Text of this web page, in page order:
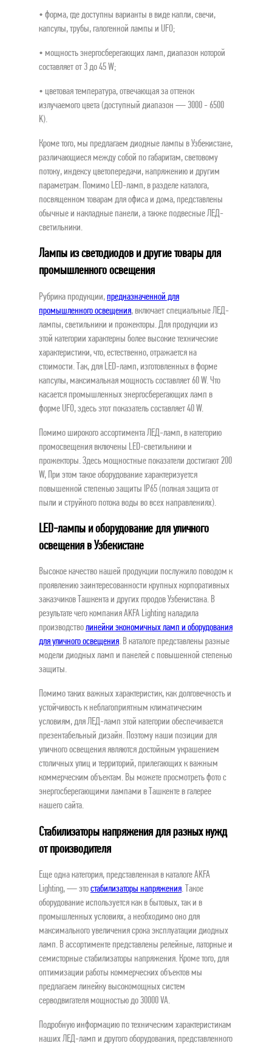
• форма, где доступны варианты в виде капли, свечи,
капсулы, трубы, галогенной лампы и UFO;
• мощность энергосберегающих ламп, диапазон которой
составляет от 3 до 45 W;
• цветовая температура, отвечающая за оттенок
излучаемого цвета (доступный диапазон — 3000 - 6500
K).
Кроме того, мы предлагаем диодные лампы в Узбекистане,
различающиеся между собой по габаритам, световому
потоку, индексу цветопередачи, напряжению и другим
параметрам. Помимо LED-ламп, в разделе каталога,
посвященном товарам для офиса и дома, представлены
обычные и накладные панели, а также подвесные ЛЕД-
светильники.
Лампы из светодиодов и другие товары для
промышленного освещения
Рубрика продукции,предназначенной для
промышленного освещения, включает специальные ЛЕД-
лампы, светильники и прожекторы. Для продукции из
этой категории характерны более высокие технические
характеристики, что, естественно, отражается на
стоимости. Так, для LED-ламп, изготовленных в форме
капсулы, максимальная мощность составляет 60 W. Что
касается промышленных энергосберегающих ламп в
форме UFO, здесь этот показатель составляет 40 W.
Помимо широкого ассортимента ЛЕД-ламп, в категорию
промосвещения включены LED-светильники и
прожекторы. Здесь мощностные показатели достигают 200
W, При этом такое оборудование характеризуется
повышенной степенью защиты IP65 (полная защита от
пыли и струйного потока воды во всех направлениях).
LED-лампы и оборудование для уличного
освещения в Узбекистане
Высокое качество нашей продукции послужило поводом к
проявлению заинтересованности крупных корпоративных
заказчиков Ташкента и других городов Узбекистана. В
результате чего компания AKFA Lighting наладила
производстволинейки экономичных ламп и оборудования
для уличного освещения. В каталоге представлены разные
модели диодных ламп и панелей с повышенной степенью
защиты.
Помимо таких важных характеристик, как долговечность и
устойчивость к неблагоприятным климатическим
условиям, для ЛЕД-ламп этой категории обеспечивается
презентабельный дизайн. Поэтому наши позиции для
уличного освещения являются достойным украшением
столичных улиц и территорий, прилегающих к важным
коммерческим объектам. Вы можете просмотреть фото с
энергосберегающими лампами в Ташкенте в галерее
нашего сайта.
Стабилизаторы напряжения для разных нужд
от производителя
Еще одна категория, представленная в каталоге AKFA
Lighting, — этостабилизаторы напряжения. Такое
оборудование используется как в бытовых, так и в
промышленных условиях, а необходимо оно для
максимального увеличения срока эксплуатации диодных
ламп. В ассортименте представлены релейные, латорные и
семисторные стабилизаторы напряжения. Кроме того, для
оптимизации работы коммерческих объектов мы
предлагаем линейку высокомощных систем
серводвигателя мощностью до 30000 VA.
Подробную информацию по техническим характеристикам
наших ЛЕД-ламп и другого оборудования, представленного